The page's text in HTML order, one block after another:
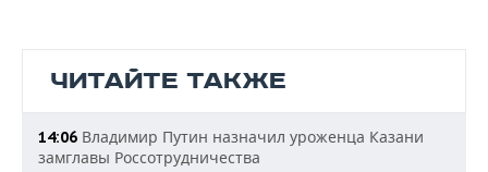
ЧИТАЙТЕ ТАКЖЕ
14:06 Владимир Путин назначил уроженца Казани
замглавы Россотрудничества